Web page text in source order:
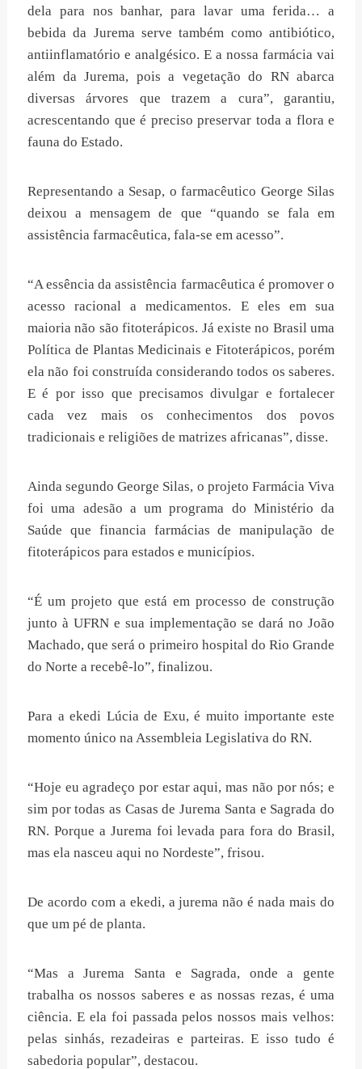
dela para nos banhar, para lavar uma ferida… a
bebida da Jurema serve também como antibiótico,
antiinflamatório e analgésico. E a nossa farmácia vai
além da Jurema, pois a vegetação do RN abarca
diversas árvores que trazem a cura”, garantiu,
acrescentando que é preciso preservar toda a flora e
fauna do Estado.
Representando a Sesap, o farmacêutico George Silas
deixou a mensagem de que “quando se fala em
assistência farmacêutica, fala-se em acesso”.
“A essência da assistência farmacêutica é promover o
acesso racional a medicamentos. E eles em sua
maioria não são fitoterápicos. Já existe no Brasil uma
Política de Plantas Medicinais e Fitoterápicos, porém
ela não foi construída considerando todos os saberes.
E é por isso que precisamos divulgar e fortalecer
cada vez mais os conhecimentos dos povos
tradicionais e religiões de matrizes africanas”, disse.
Ainda segundo George Silas, o projeto Farmácia Viva
foi uma adesão a um programa do Ministério da
Saúde que financia farmácias de manipulação de
fitoterápicos para estados e municípios.
“É um projeto que está em processo de construção
junto à UFRN e sua implementação se dará no João
Machado, que será o primeiro hospital do Rio Grande
do Norte a recebê-lo”, finalizou.
Para a ekedi Lúcia de Exu, é muito importante este
momento único na Assembleia Legislativa do RN.
“Hoje eu agradeço por estar aqui, mas não por nós; e
sim por todas as Casas de Jurema Santa e Sagrada do
RN. Porque a Jurema foi levada para fora do Brasil,
mas ela nasceu aqui no Nordeste”, frisou.
De acordo com a ekedi, a jurema não é nada mais do
que um pé de planta.
“Mas a Jurema Santa e Sagrada, onde a gente
trabalha os nossos saberes e as nossas rezas, é uma
ciência. E ela foi passada pelos nossos mais velhos:
pelas sinhás, rezadeiras e parteiras. E isso tudo é
sabedoria popular”, destacou.